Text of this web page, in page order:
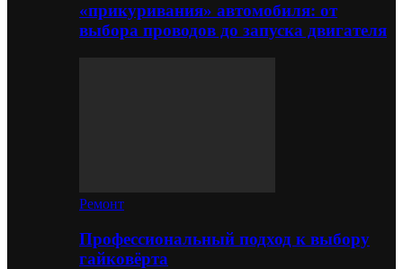
«прикуривания» автомобиля: от
выбора проводов до запуска двигателя
Ремонт
Профессиональный подход к выбору
гайковёрта